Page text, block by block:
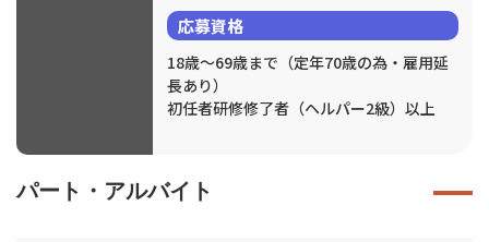
応募資格
18歳～69歳まで（定年70歳の為・雇用延
長あり）
初任者研修修了者（ヘルパー2級）以上
パート・アルバイト